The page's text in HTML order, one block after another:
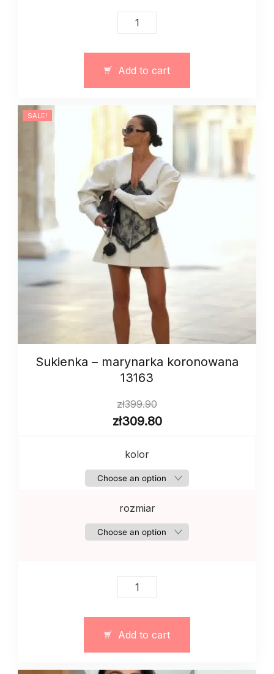
Marynarka
13162
quantity
Add to cart
SALE!
Sukienka – marynarka koronowana
13163
zł399.90
zł309.80
kolor
rozmiar
Sukienka
13163
quantity
Add to cart